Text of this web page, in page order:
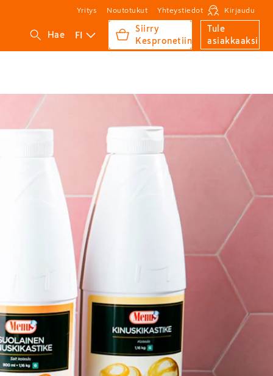
Yritys Noutotukut Yhteystiedot Kirjaudu
Hae FI
Siirry
Kespronetiin
Tule
asiakkaaksi